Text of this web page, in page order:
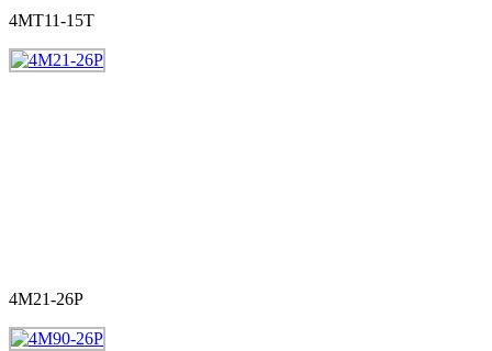
4MT11-15T
4M21-26P